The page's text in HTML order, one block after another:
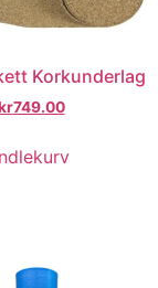
Korkunderlag
749.00